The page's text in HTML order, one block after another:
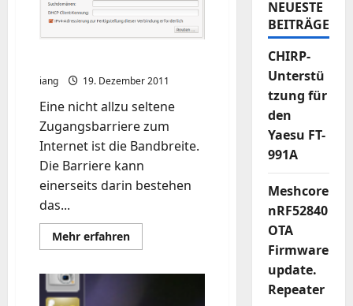
iang 19. Dezember 2011
Eine nicht allzu seltene
Zugangsbarriere zum
Internet ist die Bandbreite.
Die Barriere kann
einerseits darin bestehen
das...
Mehr erfahrenMehr
Informationen
NEUESTE
BEITRÄGE
CHIRP-
Unterstü
tzung für
den
Yaesu FT-
991A
Meshcore
nRF52840
OTA
Firmware
update.
Repeater